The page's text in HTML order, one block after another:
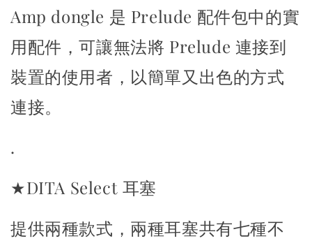
Amp dongle 是 Prelude 配件包中的實
用配件，可讓無法將 Prelude 連接到
裝置的使用者，以簡單又出色的方式
連接。
.
★DITA Select 耳塞
提供兩種款式，兩種耳塞共有七種不